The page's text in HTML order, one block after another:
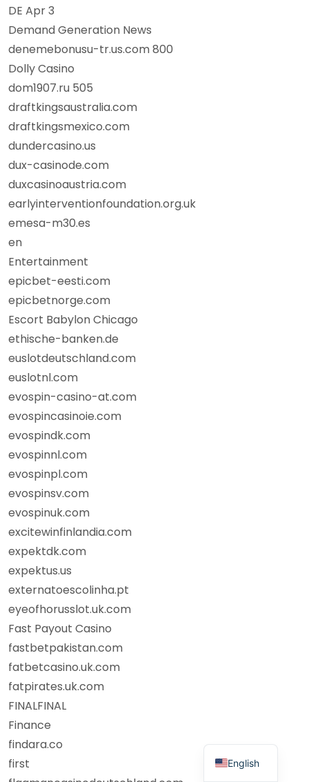
DE Apr 3
Demand Generation News
denemebonusu-tr.us.com 800
Dolly Casino
dom1907.ru 505
draftkingsaustralia.com
draftkingsmexico.com
dundercasino.us
dux-casinode.com
duxcasinoaustria.com
earlyinterventionfoundation.org.uk
emesa-m30.es
en
Entertainment
epicbet-eesti.com
epicbetnorge.com
Escort Babylon Chicago
ethische-banken.de
euslotdeutschland.com
euslotnl.com
evospin-casino-at.com
evospincasinoie.com
evospindk.com
evospinnl.com
evospinpl.com
evospinsv.com
evospinuk.com
excitewinfinlandia.com
expektdk.com
expektus.us
externatoescolinha.pt
eyeofhorusslot.uk.com
Fast Payout Casino
fastbetpakistan.com
fatbetcasino.uk.com
fatpirates.uk.com
FINALFINAL
Finance
findara.co
first
English